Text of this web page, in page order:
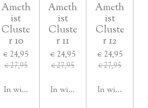
Ameth
ist
Cluste
r 10
€ 24,95
€ 27,95
In winkelwagen
Ameth
ist
Cluste
r 11
€ 24,95
€ 27,95
In winkelwagen
Ameth
ist
Cluste
r 12
€ 24,95
€ 27,95
In